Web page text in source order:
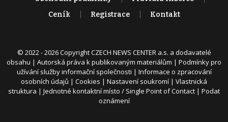
Ceník
Registrace Kontakt
© 2022 - 2026 Copyright CZECH NEWS CENTER a.s. a dodavatelé
obsahu | Autorská práva k publikovaným materiálům | Podmínky pro
užívání služby informační společnosti | Informace o zpracování
osobních údajů | Cookies | Nastavení soukromí | Vlastnická
struktura | Jednotné kontaktní místo / Single Point of Contact | Podat
oznámení